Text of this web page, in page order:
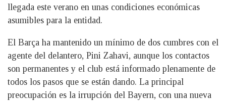
llegada este verano en unas condiciones económicas
asumibles para la entidad.
El Barça ha mantenido un mínimo de dos cumbres con el
agente del delantero, Pini Zahavi, aunque los contactos
son permanentes y el club está informado plenamente de
todos los pasos que se están dando. La principal
preocupación es la irrupción del Bayern, con una nueva